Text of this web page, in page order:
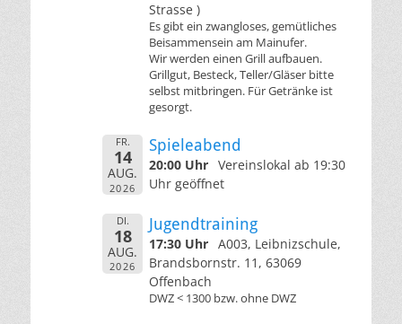
Strasse )
Es gibt ein zwangloses, gemütliches
Beisammensein am Mainufer.
Wir werden einen Grill aufbauen.
Grillgut, Besteck, Teller/Gläser bitte
selbst mitbringen. Für Getränke ist
gesorgt.
FR.
14
AUG.
2026
Spieleabend
20:00 Uhr Vereinslokal ab 19:30
Uhr geöffnet
DI.
18
AUG.
2026
Jugendtraining
17:30 Uhr A003, Leibnizschule,
Brandsbornstr. 11, 63069
Offenbach
DWZ < 1300 bzw. ohne DWZ